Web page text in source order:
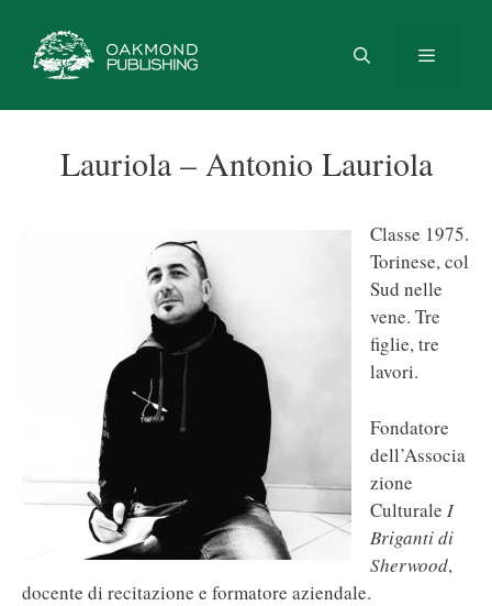
contenuto
Lauriola – Antonio Lauriola
Classe 1975.
Torinese, col
Sud nelle
vene. Tre
figlie, tre
lavori.
Fondatore
dell’Associa
zione
Culturale I
Briganti di
Sherwood,
docente di recitazione e formatore aziendale.